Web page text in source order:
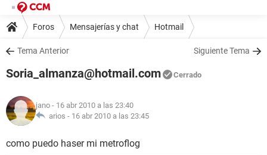
Foros Mensajerías y chat Hotmail
Tema Anterior Siguiente Tema
Soria_almanza@hotmail.com Cerrado
jano - 16 abr 2010 a las 23:40
arios - 16 abr 2010 a las 23:45
como puedo haser mi metroflog